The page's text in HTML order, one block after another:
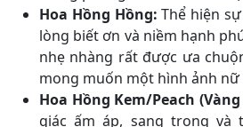
Hoa Hồng Hồng: Thể hiện
lòng biết ơn và niềm hạnh
nhẹ nhàng rất được ưa
mong muốn một hình ảnh nữ
Hoa Hồng Kem/Peach
giác ấm áp, sang trọng và